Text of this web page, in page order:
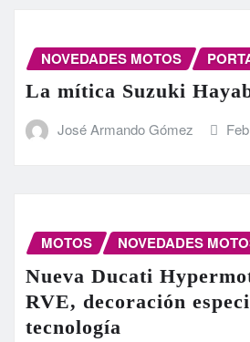
NOVEDADES MOTOS
La mítica Suzuki
José Armando Gómez
MOTOS NOVEDADES
Nueva Ducati
RVE, decoración
tecnología